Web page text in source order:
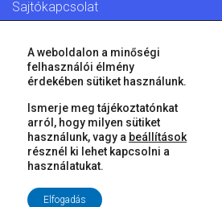
Sajtókapcsolat
© 2026 Győr Megyei Jogú Város •
A weboldalon a minőségi
felhasználói élmény
érdekében sütiket használunk.
Ismerje meg tájékoztatónkat
arról, hogy milyen sütiket
használunk, vagy a beállítások
résznél ki lehet kapcsolni a
használatukat.
Elfogadás